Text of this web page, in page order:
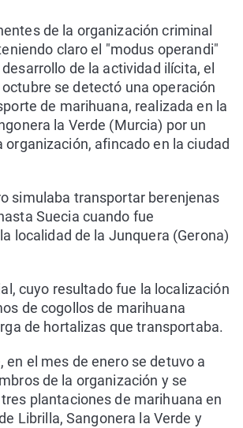
de la organización criminal
claro el "modus operandi"
de la actividad ilícita, el
se detectó una operación
de marihuana, realizada en la
la Verde (Murcia) por un
organización, afincado en la ciudad
simulaba transportar berenjenas
Suecia cuando fue
localidad de la Junquera (Gerona)
cuyo resultado fue la localización
de cogollos de marihuana
de hortalizas que transportaba.
en el mes de enero se detuvo a
de la organización y se
plantaciones de marihuana en
Librilla, Sangonera la Verde y